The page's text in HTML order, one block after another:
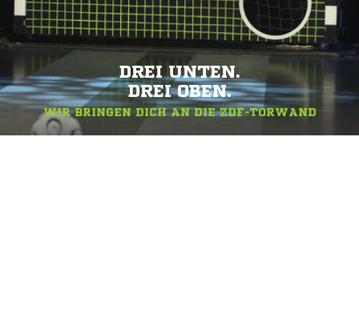
DREI UNTEN.
DREI OBEN.
WIR BRINGEN DICH AN DIE ZDF-TORWAND